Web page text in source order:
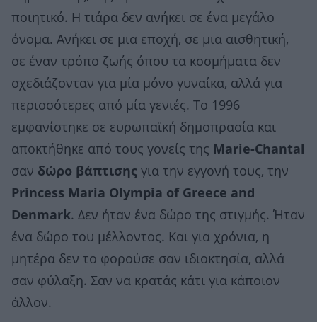
ποιητικό. Η τιάρα δεν ανήκει σε ένα μεγάλο
όνομα. Ανήκει σε μια εποχή, σε μια αισθητική,
σε έναν τρόπο ζωής όπου τα κοσμήματα δεν
σχεδιάζονταν για μία μόνο γυναίκα, αλλά για
περισσότερες από μία γενιές. Το 1996
εμφανίστηκε σε ευρωπαϊκή δημοπρασία και
αποκτήθηκε από τους γονείς της Marie-Chantal
σαν δώρο βάπτισης για την εγγονή τους, την
Princess Maria Olympia of Greece and
Denmark. Δεν ήταν ένα δώρο της στιγμής. Ήταν
ένα δώρο του μέλλοντος. Και για χρόνια, η
μητέρα δεν το φορούσε σαν ιδιοκτησία, αλλά
σαν φύλαξη. Σαν να κρατάς κάτι για κάποιον
άλλον.